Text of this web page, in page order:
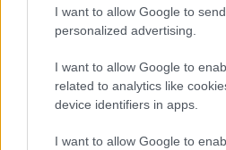
I want to allow Google to
personalized advertising.
I want to allow Google to
related to analytics like
device identifiers in apps.
I want to allow Google to
ΑΕΚ: Τον Ολεξάντρ Ζούμπκοφ
Ο Γιαγιά Τουρέ ετοιμάζεται
δουλειά ως πρώτος προπονητής
πρόκριση στο Champions
Μουντιάλ 2026: Δικαστική